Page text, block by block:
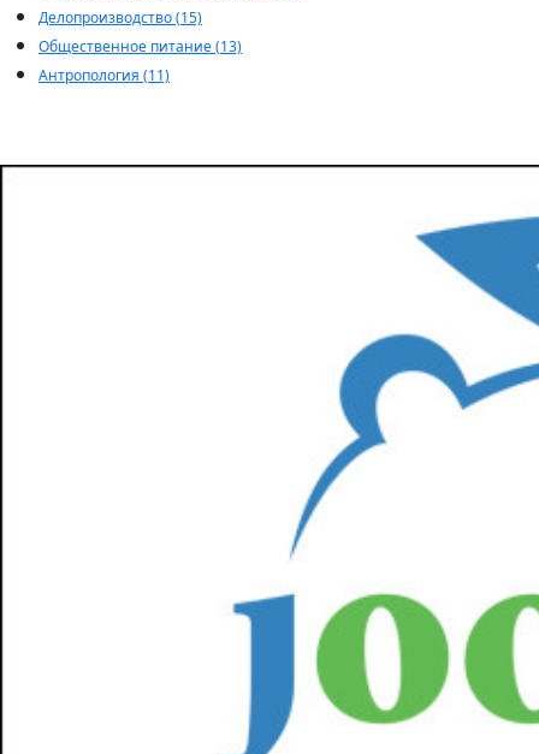
Делопроизводство (15)
Общественное питание (13)
Антропология (11)